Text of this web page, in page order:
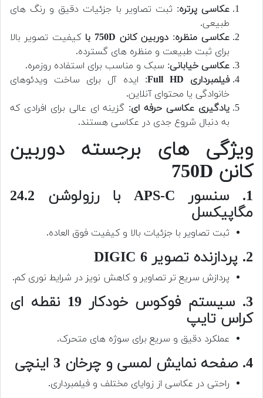
عکاسی پرتره: ثبت تصاویر با جزئیات دقیق و رنگ های
طبیعی.
عکاسی منظره: دوربین کانن 750D با
کیفیت تصویر بالا
برای ثبت طبیعت و منظره های گسترده.
عکاسی خیابانی: سبک و مناسب برای استفاده روزمره.
فیلمبرداری Full HD
: ایده آل برای ساخت ویدئوهای
خانوادگی یا محتوای آنلاین.
یادگیری عکاسی حرفه ای: گزینه ای عالی برای افرادی که
به دنبال شروع جدی در عکاسی هستند.
ویژگی های برجسته دوربین
کانن 750D
1. سنسور APS-C با رزولوشن 24.2
مگاپیکسل
ثبت تصاویر با جزئیات بالا و کیفیت فوق العاده.
2. پردازنده تصویر DIGIC 6
پردازش سریع تر تصاویر و کاهش نویز در شرایط نوری کم.
3. سیستم فوکوس خودکار 19 نقطه ای
کراس تایپ
عملکرد دقیق و سریع برای سوژه های متحرک.
4. صفحه نمایش لمسی و چرخان 3 اینچی
راحتی در عکاسی از زوایای مختلف و فیلمبرداری.